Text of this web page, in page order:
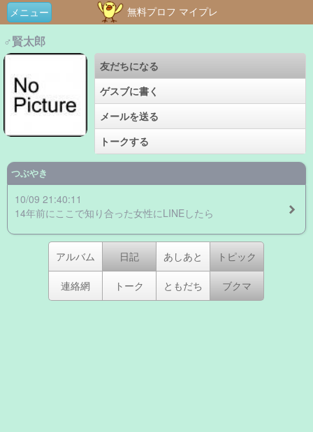
メニュー 無料プロフ マイプレ
♂賢太郎
友だちになる
ゲスブに書く
メールを送る
トークする
つぶやき
10/09 21:40:11
14年前にここで知り合った女性にLINEしたら
アルバム 日記 あしあと トピック
連絡網 トーク ともだち ブクマ